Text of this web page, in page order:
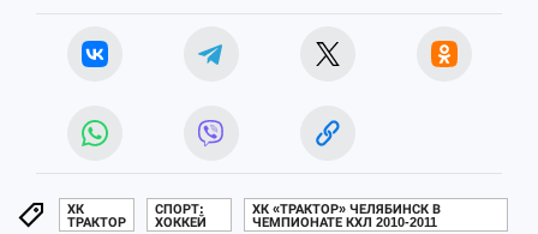
ХК
ТРАКТОР
СПОРТ:
ХОККЕЙ
ХК «ТРАКТОР» ЧЕЛЯБИНСК В
ЧЕМПИОНАТЕ КХЛ 2010-2011